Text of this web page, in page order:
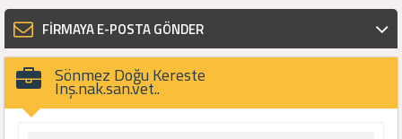
FİRMAYA E-POSTA GÖNDER
Sönmez Doğu Kereste
Inş.nak.san.vet..